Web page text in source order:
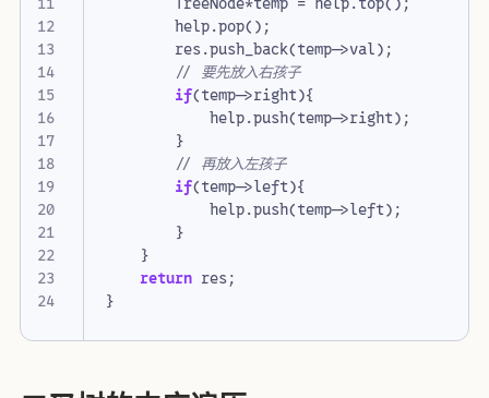
12
14
15
16
17
18
19
20
21
22
24
help.pop();
res.push_back(temp->val);
// 要先放入右孩子
if(temp->right){
help.push(temp->right);
}
// 再放入左孩子
if(temp->left){
help.push(temp->left);
}
}
return res;
}